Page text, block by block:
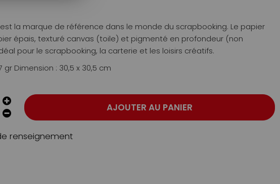
est la marque de référence dans le monde du scrapbooking. Le papier
épais, texturé canvas (toile) et pigmenté en profondeur (non
pour le scrapbooking, la carterie et les loisirs créatifs.
gr Dimension : 30,5 x 30,5 cm
AJOUTER AU PANIER
renseignement